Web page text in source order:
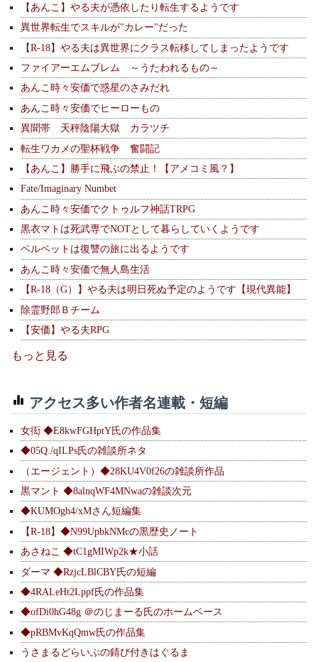
【あんこ】やる夫が憑依したり転生するようです
異世界転生でスキルが"カレー"だった
【R-18】やる夫は異世界にクラス転移してしまったようです
ファイアーエムブレム ～うたわれるもの～
あんこ時々安価で惑星のさみだれ
あんこ時々安価でヒーローもの
異聞帯 天秤陰陽大獄 カラツチ
転生ワカメの聖杯戦争 奮闘記
【あんこ】勝手に飛ぶの禁止！【アメコミ風？】
Fate/Imaginary Numbet
あんこ時々安価でクトゥルフ神話TRPG
黒衣マトは死武専でNOTとして暮らしていくようです
ベルベットは復讐の旅に出るようです
あんこ時々安価で無人島生活
【R-18（G）】やる夫は明日死ぬ予定のようです【現代異能】
除霊野郎Ｂチーム
【安価】やる夫RPG
もっと見る
アクセス多い作者名連載・短編
女衒 ◆E8kwFGHptY氏の作品集
◆05Q./qILPs氏の雑談所ネタ
（エージェント）◆28KU4V0f26の雑談所作品
黒マント ◆8alnqWF4MNwaの雑談次元
◆KUMOgh4/xMさん短編集
【R-18】◆N99UpbkNMcの黒歴史ノート
あさねこ ◆tC1gMIWp2k★小話
ダーマ ◆RzjcLBlCBY氏の短編
◆4RALeHt2Lppf氏の作品集
◆ofDi0hG48g ＠のじまーる氏のホームベース
◆pRBMvKqQmw氏の作品集
うさまるどらいぶの錆び付きはぐるま